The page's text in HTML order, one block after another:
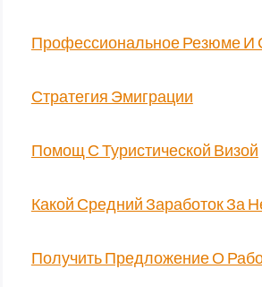
Профессиональное Резюме И
Стратегия Эмиграции
Помощ С Туристической Визой
Какой Средний Заработок За
Получить Предложение О